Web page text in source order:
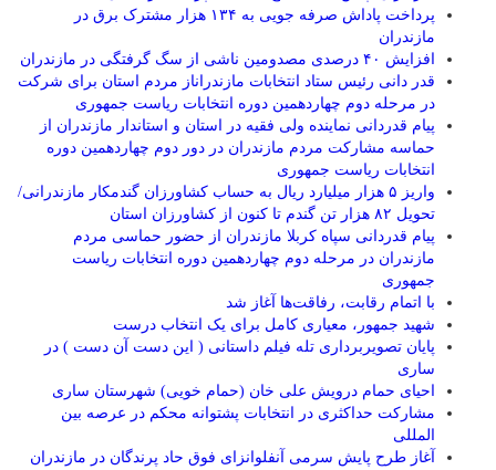
پرداخت پاداش صرفه جویی به ۱۳۴ هزار مشترک برق در
مازندران
افزایش ۴۰ درصدی مصدومین ناشی از سگ گرفتگی در مازندران
قدر دانی رئیس ستاد انتخابات مازندراناز مردم استان برای شرکت
در مرحله دوم چهاردهمین دوره انتخابات ریاست جمهوری
پیام قدردانی نماینده ولی فقیه در استان و استاندار مازندران از
حماسه مشارکت مردم مازندران در دور دوم چهاردهمین دوره
انتخابات ریاست جمهوری
واریز ۵ هزار میلیارد ریال به حساب کشاورزان گندمکار مازندرانی/
تحویل ۸۲ هزار تن گندم تا کنون از کشاورزان استان
پیام قدردانی سپاه کربلا مازندران از حضور حماسی مردم
مازندران در مرحله دوم چهاردهمین دوره انتخابات ریاست
جمهوری
با اتمام رقابت، رفاقت‌ها آغاز شد
شهید جمهور، معیاری کامل برای یک انتخاب درست
پایان تصویربرداری تله فیلم داستانی ( این دست آن دست ) در
ساری
احیای حمام درویش علی خان (حمام خویی) شهرستان ساری
مشارکت حداکثری در انتخابات پشتوانه محکم در عرصه بین
المللی
آغاز طرح پایش سرمی آنفلوانزای فوق حاد پرندگان در مازندران